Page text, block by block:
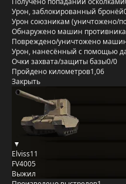
Урон, заблокированный бронёй
Урон союзникам (уничтожено/
Обнаружено машин противника
Повреждено/уничтожено
Урон, нанесённый с помощью
Очки захвата/защиты базы0/0
Пройдено километров1,06
Закрыть
Elviss11
FV4005
Выжил